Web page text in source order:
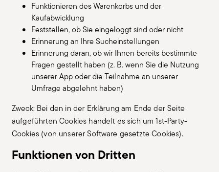
Funktionieren des Warenkorbs und der
Kaufabwicklung
Feststellen, ob Sie eingeloggt sind oder nicht
Erinnerung an Ihre Sucheinstellungen
Erinnerung daran, ob wir Ihnen bereits bestimmte
Fragen gestellt haben (z. B. wenn Sie die Nutzung
unserer App oder die Teilnahme an unserer
Umfrage abgelehnt haben)
Zweck: Bei den in der Erklärung am Ende der Seite
aufgeführten Cookies handelt es sich um 1st-Party-
Cookies (von unserer Software gesetzte Cookies).
Funktionen von Dritten